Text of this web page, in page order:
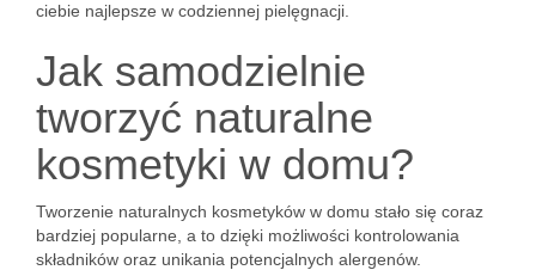
ciebie najlepsze w codziennej pielęgnacji.
Jak samodzielnie
tworzyć naturalne
kosmetyki w domu?
Tworzenie naturalnych kosmetyków w domu stało się coraz
bardziej popularne, a to dzięki możliwości kontrolowania
składników oraz unikania potencjalnych alergenów.